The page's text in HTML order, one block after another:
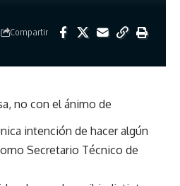
Compartir
no con el ánimo de
intención de hacer algún
Secretario Técnico de